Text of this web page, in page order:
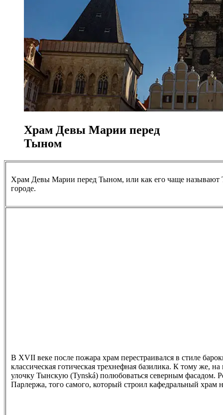
Храм Девы Марии перед
Тыном
Храм Девы Марии перед Тыном, или как его чаще называют
городе.
В XVII веке после пожара храм перестраивался в стиле
классическая готическая трехнефная базилика. К тому же,
улочку Тынскую (Tynská) полюбоваться северным фасадом.
Парлержа, того самого, который строил кафедральный храм